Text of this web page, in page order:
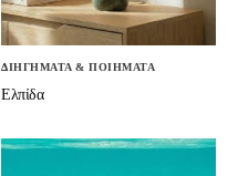
ΔΙΗΓΗΜΑΤΑ & ΠΟΙΗΜΑΤΑ
Ελπίδα